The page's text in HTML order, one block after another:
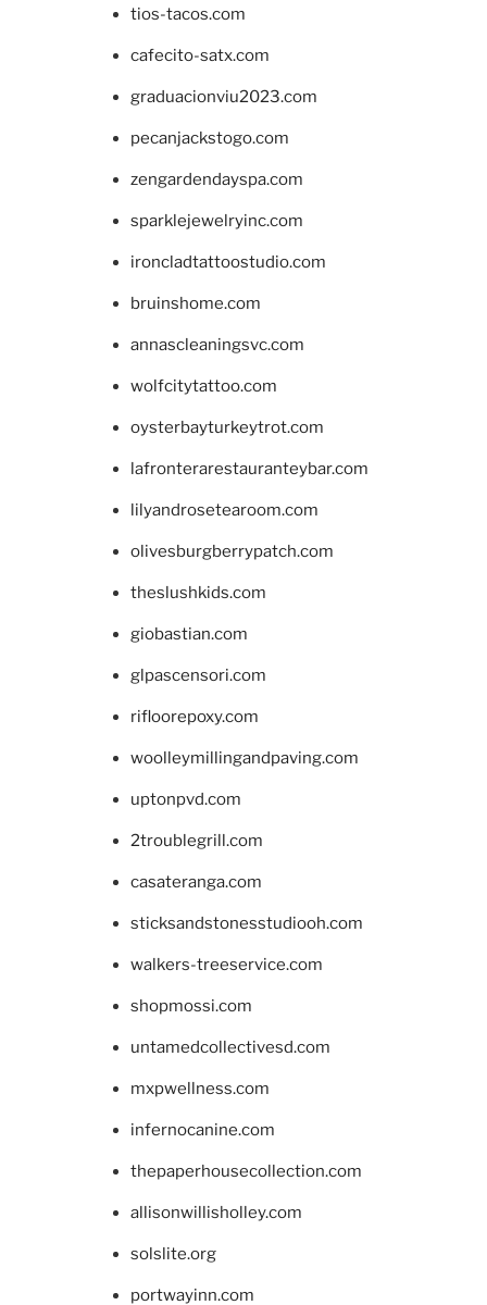
tios-tacos.com
cafecito-satx.com
graduacionviu2023.com
pecanjackstogo.com
zengardendayspa.com
sparklejewelryinc.com
ironcladtattoostudio.com
bruinshome.com
annascleaningsvc.com
wolfcitytattoo.com
oysterbayturkeytrot.com
lafronterarestauranteybar.com
lilyandrosetearoom.com
olivesburgberrypatch.com
theslushkids.com
giobastian.com
glpascensori.com
rifloorepoxy.com
woolleymillingandpaving.com
uptonpvd.com
2troublegrill.com
casateranga.com
sticksandstonesstudiooh.com
walkers-treeservice.com
shopmossi.com
untamedcollectivesd.com
mxpwellness.com
infernocanine.com
thepaperhousecollection.com
allisonwillisholley.com
solslite.org
portwayinn.com